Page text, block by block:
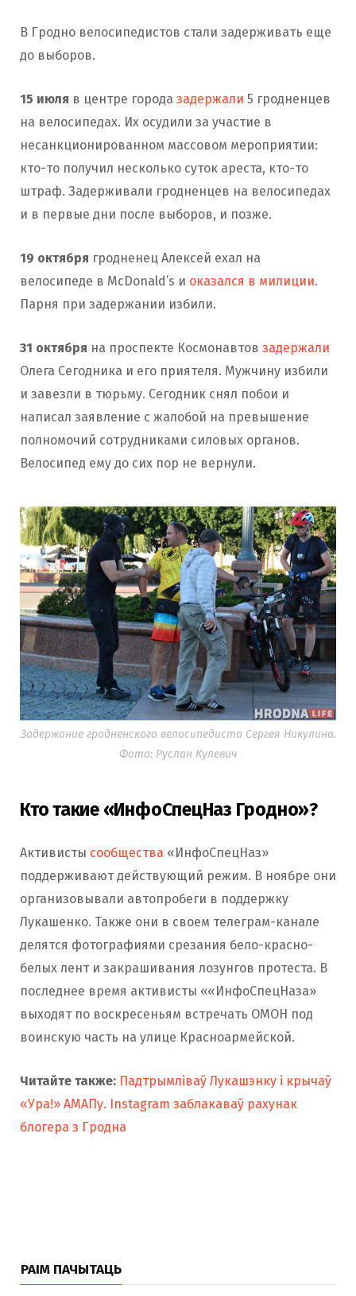
В Гродно велосипедистов стали задерживать еще
до выборов.
15 июля в центре города задержали 5 гродненцев
на велосипедах. Их осудили за участие в
несанкционированном массовом мероприятии:
кто-то получил несколько суток ареста, кто-то
штраф. Задерживали гродненцев на велосипедах
и в первые дни после выборов, и позже.
19 октября гродненец Алексей ехал на
велосипеде в McDonald’s и оказался в милиции.
Парня при задержании избили.
31 октября на проспекте Космонавтов задержали
Олега Сегодника и его приятеля. Мужчину избили
и завезли в тюрьму. Сегодник снял побои и
написал заявление с жалобой на превышение
полномочий сотрудниками силовых органов.
Велосипед ему до сих пор не вернули.
Задержание гродненского велосипедиста Сергея Никулина.
Фото: Руслан Кулевич
Кто такие «ИнфоСпецНаз Гродно»?
Активисты сообщества «ИнфоСпецНаз»
поддерживают действующий режим. В ноябре они
организовывали автопробеги в поддержку
Лукашенко. Также они в своем телеграм-канале
делятся фотографиями срезания бело-красно-
белых лент и закрашивания лозунгов протеста. В
последнее время активисты ««ИнфоСпецНаза»
выходят по воскресеньям встречать ОМОН под
воинскую часть на улице Красноармейской.
Читайте также: Падтрымліваў Лукашэнку і крычаў
«Ура!» АМАПу. Instagram заблакаваў рахунак
блогера з Гродна
РАІМ ПАЧЫТАЦЬ